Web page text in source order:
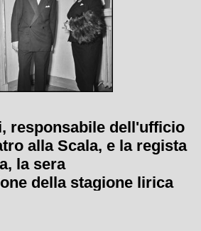
responsabile dell'ufficio
alla Scala, e la regista
la sera
della stagione lirica
diretta da Carlo Maria